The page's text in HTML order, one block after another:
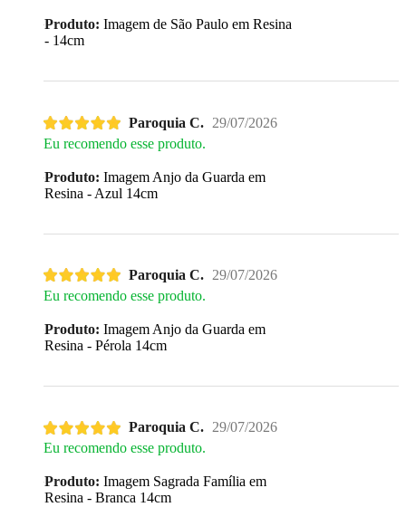
Produto: Imagem de São Paulo em Resina
- 14cm
Paroquia C. 29/07/2026
Eu recomendo esse produto.
Produto: Imagem Anjo da Guarda em
Resina - Azul 14cm
Paroquia C. 29/07/2026
Eu recomendo esse produto.
Produto: Imagem Anjo da Guarda em
Resina - Pérola 14cm
Paroquia C. 29/07/2026
Eu recomendo esse produto.
Produto: Imagem Sagrada Família em
Resina - Branca 14cm